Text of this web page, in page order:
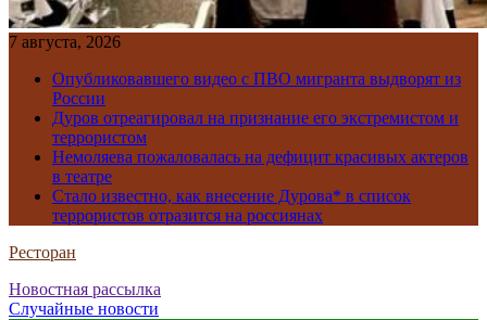
7 августа, 2026
Опубликовавшего видео с ПВО мигранта выдворят из
России
Дуров отреагировал на признание его экстремистом и
террористом
Немоляева пожаловалась на дефицит красивых актеров
в театре
Стало известно, как внесение Дурова* в список
террористов отразится на россиянах
Ресторан
Новостная рассылка
Случайные новости